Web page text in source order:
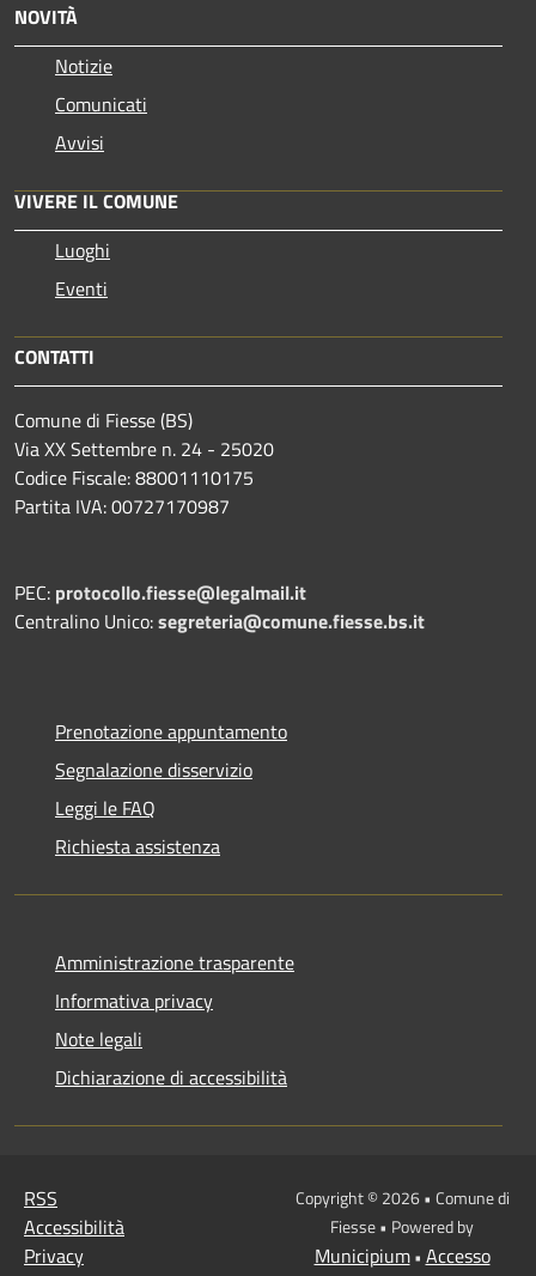
NOVITÀ
Notizie
Comunicati
Avvisi
VIVERE IL COMUNE
Luoghi
Eventi
CONTATTI
Comune di Fiesse (BS)
Via XX Settembre n. 24 - 25020
Codice Fiscale: 88001110175
Partita IVA: 00727170987
PEC: protocollo.fiesse@legalmail.it
Centralino Unico:segreteria@comune.fiesse.bs.it
Prenotazione appuntamento
Segnalazione disservizio
Leggi le FAQ
Richiesta assistenza
Amministrazione trasparente
Informativa privacy
Note legali
Dichiarazione di accessibilità
RSS
Accessibilità
Privacy
Copyright © 2026 • Comune di
Fiesse • Powered by
Municipium• Accesso